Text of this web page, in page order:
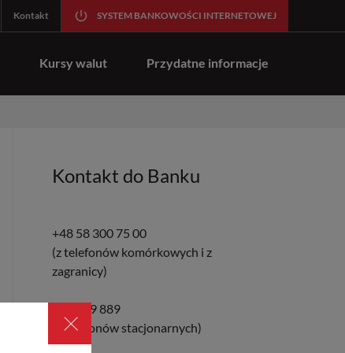
×
Kontakt SYSTEM BANKOWOŚCI INTERNETOWEJ
Kursy walut Przydatne informacje
Kontakt do Banku
+48 58 300 75 00
(z telefonów komórkowych i z
zagranicy)
801 889 889
(z telefonów stacjonarnych)